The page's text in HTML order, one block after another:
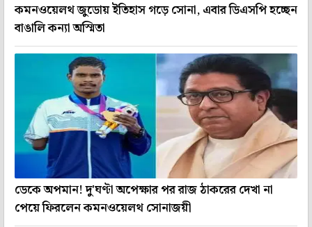
কমনওয়েলথ জুডোয় ইতিহাস গড়ে সোনা, এবার ডিএসপি হচ্ছেন
বাঙালি কন্যা অস্মিতা
ডেকে অপমান! দু'ঘণ্টা অপেক্ষার পর রাজ ঠাকরের দেখা না
পেয়ে ফিরলেন কমনওয়েলথ সোনাজয়ী